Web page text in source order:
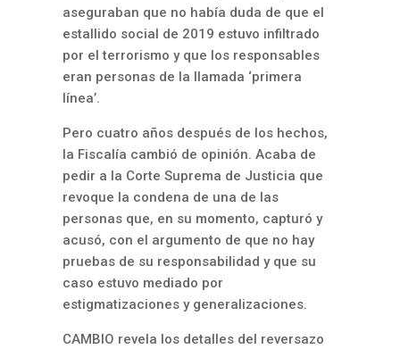
aseguraban que no había duda de que el
estallido social de 2019 estuvo infiltrado
por el terrorismo y que los responsables
eran personas de la llamada ‘primera
línea’.
Pero cuatro años después de los hechos,
la Fiscalía cambió de opinión. Acaba de
pedir a la Corte Suprema de Justicia que
revoque la condena de una de las
personas que, en su momento, capturó y
acusó, con el argumento de que no hay
pruebas de su responsabilidad y que su
caso estuvo mediado por
estigmatizaciones y generalizaciones.
CAMBIO revela los detalles del reversazo